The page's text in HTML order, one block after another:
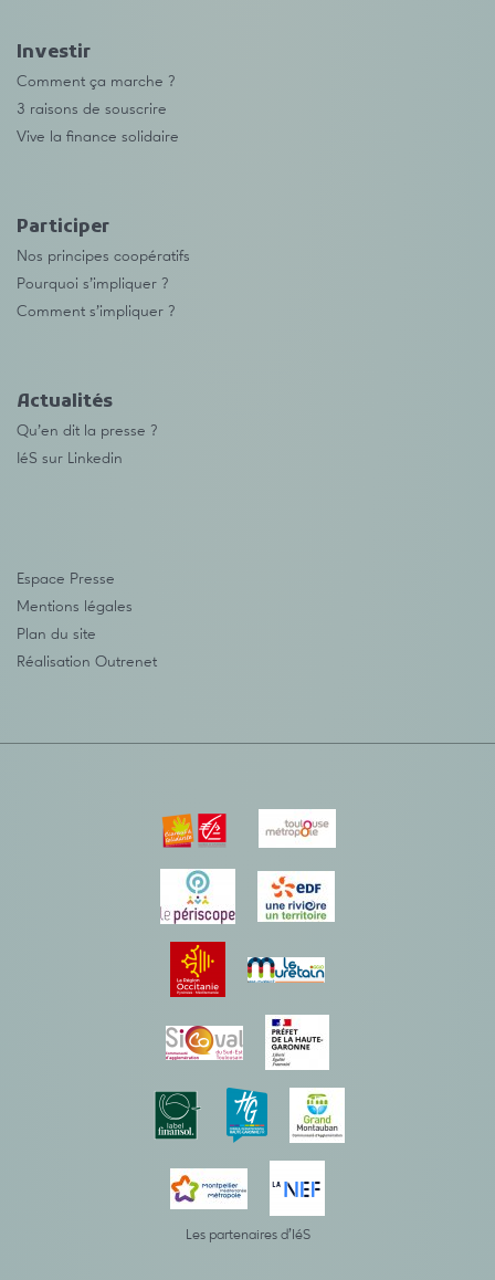
Investir
Comment ça marche ?
3 raisons de souscrire
Vive la finance solidaire
Participer
Nos principes coopératifs
Pourquoi s’impliquer ?
Comment s’impliquer ?
Actualités
Qu’en dit la presse ?
IéS sur Linkedin
Espace Presse
Mentions légales
Plan du site
Réalisation Outrenet
Les partenaires d’IéS